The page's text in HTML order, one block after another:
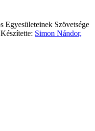
Egyesületeinek Szövetsége
Simon Nándor,